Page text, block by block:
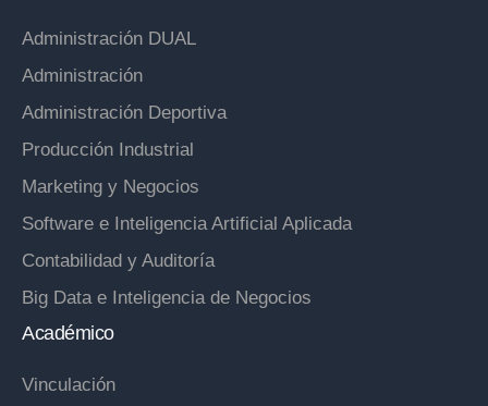
Administración DUAL
Administración
Administración Deportiva
Producción Industrial
Marketing y Negocios
Software e Inteligencia Artificial Aplicada
Contabilidad y Auditoría
Big Data e Inteligencia de Negocios
Académico
Vinculación